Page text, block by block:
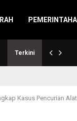
Terkini
Kasus Pencurian